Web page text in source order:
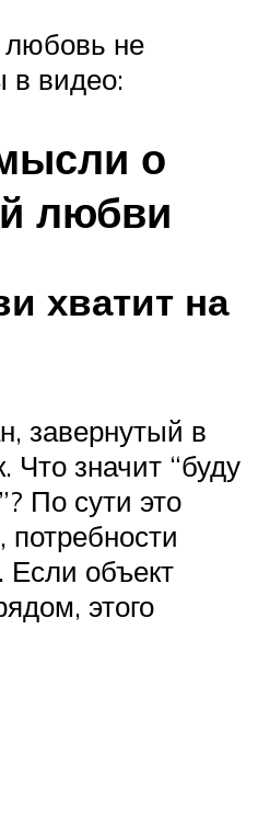
любовь не
в видео:
о
любви
хватит на
завернутый в
Что значит “буду
По сути это
потребности
объект
этого